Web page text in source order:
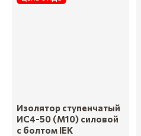
Изолятор ступенчатый
ИС4-50 (М10) силовой
с болтом IEK